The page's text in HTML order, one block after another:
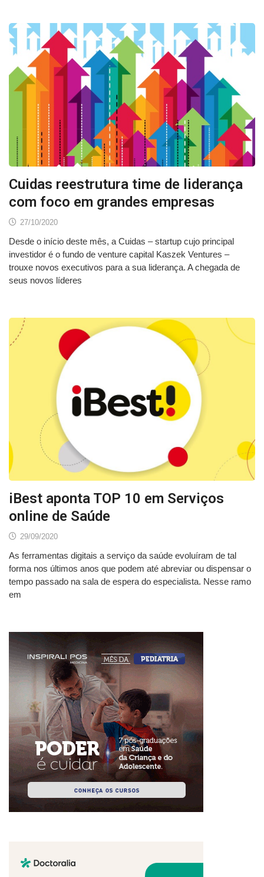
Cuidas reestrutura time de liderança
com foco em grandes empresas
27/10/2020
Desde o início deste mês, a Cuidas – startup cujo principal
investidor é o fundo de venture capital Kaszek Ventures –
trouxe novos executivos para a sua liderança. A chegada de
seus novos líderes
iBest aponta TOP 10 em Serviços
online de Saúde
29/09/2020
As ferramentas digitais a serviço da saúde evoluíram de tal
forma nos últimos anos que podem até abreviar ou dispensar o
tempo passado na sala de espera do especialista. Nesse ramo
em